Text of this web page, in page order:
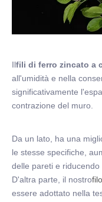
Ilfili di ferro zincato a
all'umidità e nella
significativamente
contrazione del muro.
Da un lato, ha una
le stesse specifiche,
delle pareti e riducendo
D'altra parte, il nostro
essere adottato nella